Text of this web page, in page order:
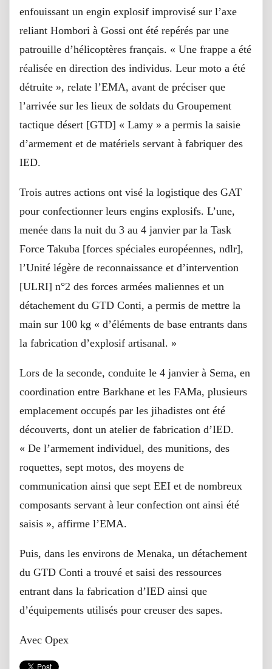
enfouissant un engin explosif improvisé sur l’axe
reliant Hombori à Gossi ont été repérés par une
patrouille d’hélicoptères français. « Une frappe a été
réalisée en direction des individus. Leur moto a été
détruite », relate l’EMA, avant de préciser que
l’arrivée sur les lieux de soldats du Groupement
tactique désert [GTD] « Lamy » a permis la saisie
d’armement et de matériels servant à fabriquer des
IED.
Trois autres actions ont visé la logistique des GAT
pour confectionner leurs engins explosifs. L’une,
menée dans la nuit du 3 au 4 janvier par la Task
Force Takuba [forces spéciales européennes, ndlr],
l’Unité légère de reconnaissance et d’intervention
[ULRI] n°2 des forces armées maliennes et un
détachement du GTD Conti, a permis de mettre la
main sur 100 kg « d’éléments de base entrants dans
la fabrication d’explosif artisanal. »
Lors de la seconde, conduite le 4 janvier à Sema, en
coordination entre Barkhane et les FAMa, plusieurs
emplacement occupés par les jihadistes ont été
découverts, dont un atelier de fabrication d’IED.
« De l’armement individuel, des munitions, des
roquettes, sept motos, des moyens de
communication ainsi que sept EEI et de nombreux
composants servant à leur confection ont ainsi été
saisis », affirme l’EMA.
Puis, dans les environs de Menaka, un détachement
du GTD Conti a trouvé et saisi des ressources
entrant dans la fabrication d’IED ainsi que
d’équipements utilisés pour creuser des sapes.
Avec Opex